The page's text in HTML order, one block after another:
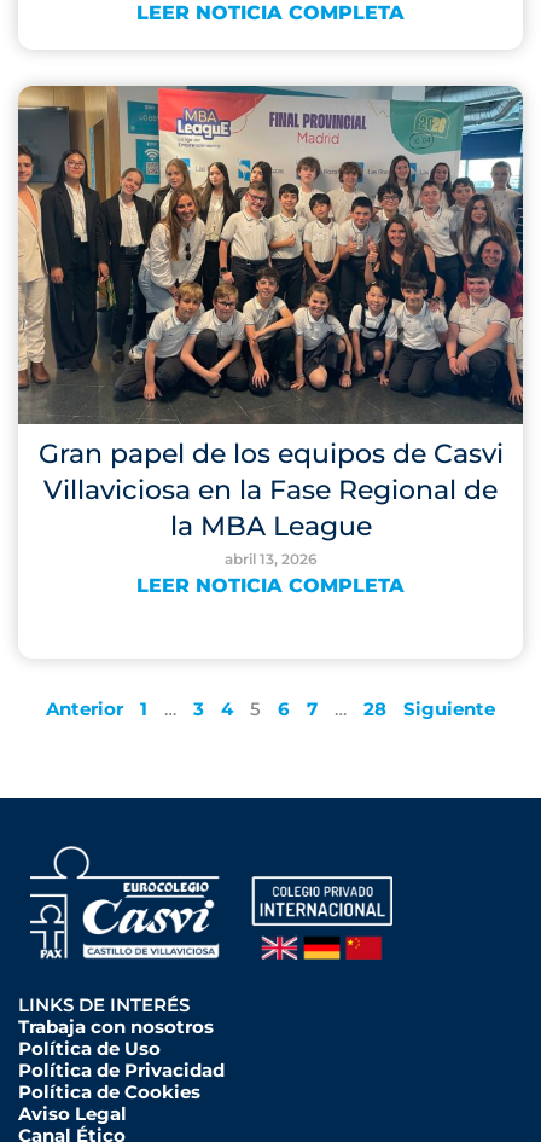
LEER NOTICIA COMPLETA
Gran papel de los equipos de Casvi
Villaviciosa en la Fase Regional de
la MBA League
abril 13, 2026
LEER NOTICIA COMPLETA
Anterior 1 … 3 4 5 6 7 … 28 Siguiente
LINKS DE INTERÉS
Trabaja con nosotros
Política de Uso
Política de Privacidad
Política de Cookies
Aviso Legal
Canal Ético